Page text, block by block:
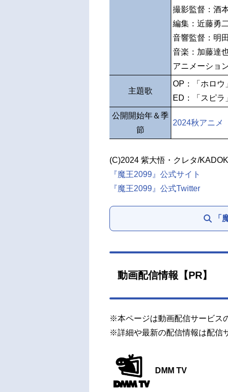
撮影監督：酒
編集：近藤勇
音響監督：明
音楽：加藤達
アニメーショ
主題歌
OP：「ホロウ
ED：「スピラ
公開開始年＆季
節
2024秋アニメ
(C)2024 紫大悟・クレタ/
『魔王2099』公式サイト
『魔王2099』公式Twitter
「
動画配信情報【PR】
※本ページは動画配信サービス
※詳細や最新の配信情報は配信
DMM TV